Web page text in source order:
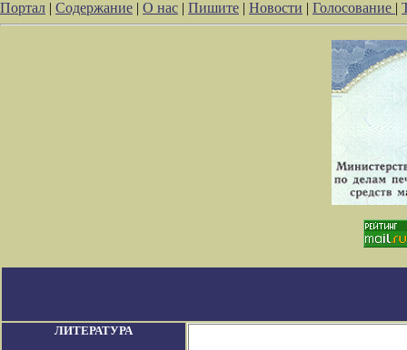
Портал | Содержание | О нас | Пишите | Новости | Голосование |
ЛИТЕРАТУРА